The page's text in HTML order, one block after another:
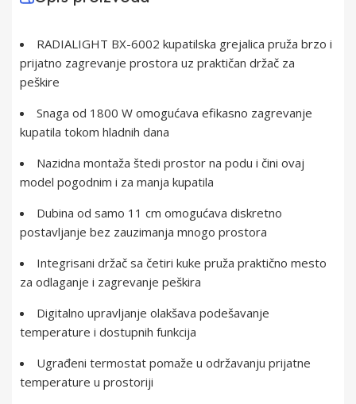
RADIALIGHT BX-6002 kupatilska grejalica pruža brzo i
prijatno zagrevanje prostora uz praktičan držač za
peškire
Snaga od 1800 W omogućava efikasno zagrevanje
kupatila tokom hladnih dana
Nazidna montaža štedi prostor na podu i čini ovaj
model pogodnim i za manja kupatila
Dubina od samo 11 cm omogućava diskretno
postavljanje bez zauzimanja mnogo prostora
Integrisani držač sa četiri kuke pruža praktično mesto
za odlaganje i zagrevanje peškira
Digitalno upravljanje olakšava podešavanje
temperature i dostupnih funkcija
Ugrađeni termostat pomaže u održavanju prijatne
temperature u prostoriji